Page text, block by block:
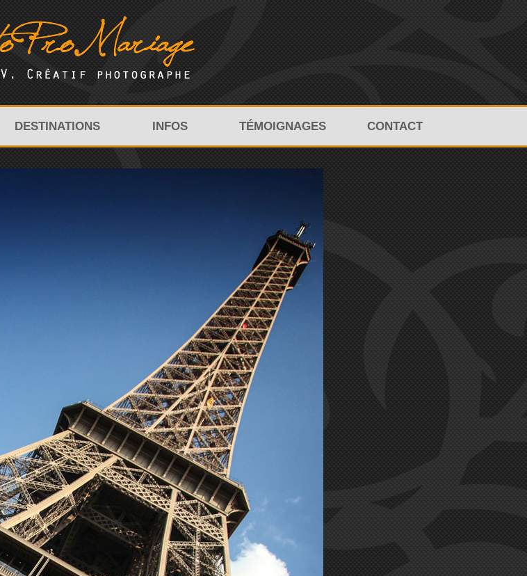
DESTINATIONS INFOS TÉMOIGNAGES CONTACT